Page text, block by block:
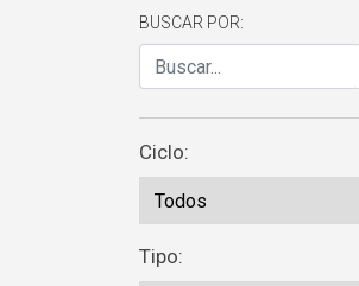
BUSCAR POR:
Ciclo:
Tipo: